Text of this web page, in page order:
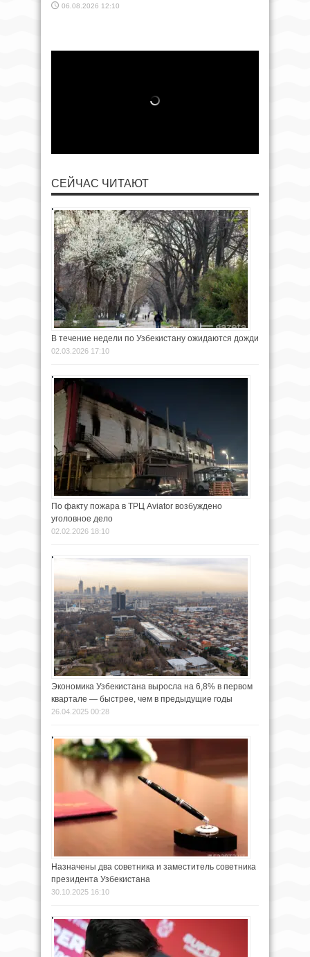
06.08.2026 12:10
СЕЙЧАС ЧИТАЮТ
В течение недели по Узбекистану ожидаются дожди
02.03.2026 17:10
По факту пожара в ТРЦ Aviator возбуждено
уголовное дело
02.02.2026 18:10
Экономика Узбекистана выросла на 6,8% в первом
квартале — быстрее, чем в предыдущие годы
26.04.2025 00:28
Назначены два советника и заместитель советника
президента Узбекистана
30.10.2025 16:10